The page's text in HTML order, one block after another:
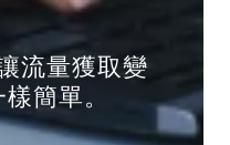
流量獲取變
簡單。